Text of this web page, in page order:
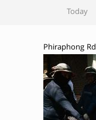
Today
Phiraphong Rd